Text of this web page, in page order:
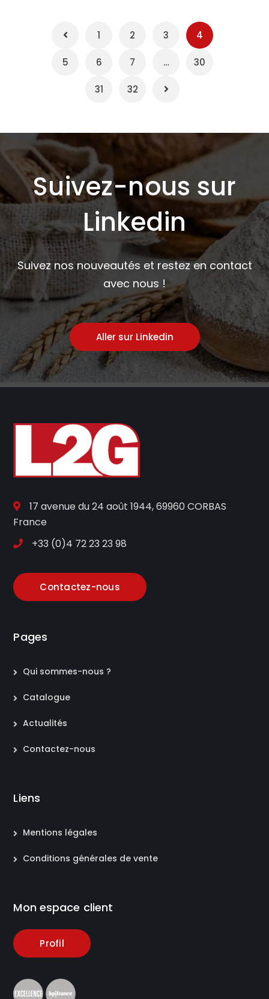
1 2 3 4
5 6 7 … 30
31 32
Suivez-nous sur
Linkedin
Suivez nos nouveautés et restez en contact
avec nous !
Aller sur Linkedin
17 avenue du 24 août 1944, 69960 CORBAS
France
+33 (0)4 72 23 23 98
Contactez-nous
Pages
Qui sommes-nous ?
Catalogue
Actualités
Contactez-nous
Liens
Mentions légales
Conditions générales de vente
Mon espace client
Profil